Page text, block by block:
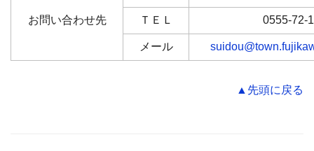
お問い合わせ先 ＴＥＬ 0555-72-
メール
▲先頭に戻る